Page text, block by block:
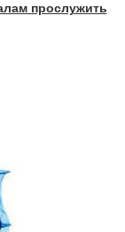
прослужить